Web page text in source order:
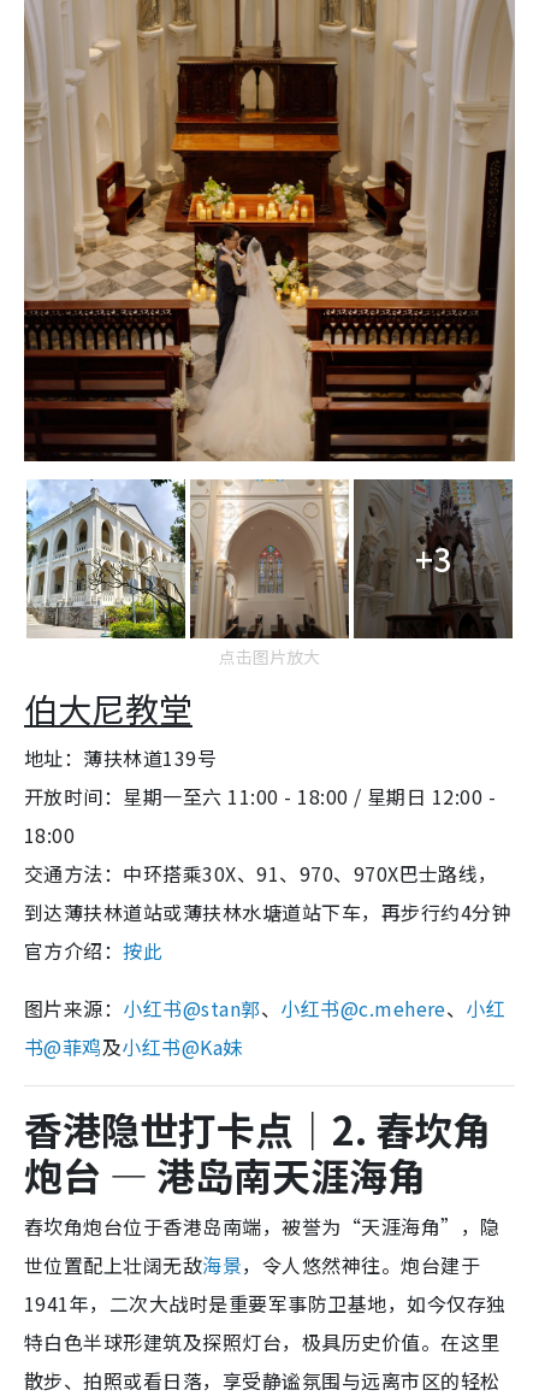
+3
点击图片放大
伯大尼教堂
地址：薄扶林道139号
开放时间：星期一至六 11:00 - 18:00 / 星期日 12:00 -
18:00
交通方法：中环搭乘30X、91、970、970X巴士路线，
到达薄扶林道站或薄扶林水塘道站下车，再步行约4分钟
官方介绍：按此
图片来源： 小红书@stan郭、 小红书@c.mehere、 小红
书@菲鸡及小红书@Ka妹
香港隐世打卡点｜2. 舂坎角
炮台 — 港岛南天涯海角
舂坎角炮台位于香港岛南端，被誉为“天涯海角”，隐
世位置配上壮阔无敌海景，令人悠然神往。炮台建于
1941年，二次大战时是重要军事防卫基地，如今仅存独
特白色半球形建筑及探照灯台，极具历史价值。在这里
散步、拍照或看日落，享受静谧氛围与远离市区的轻松